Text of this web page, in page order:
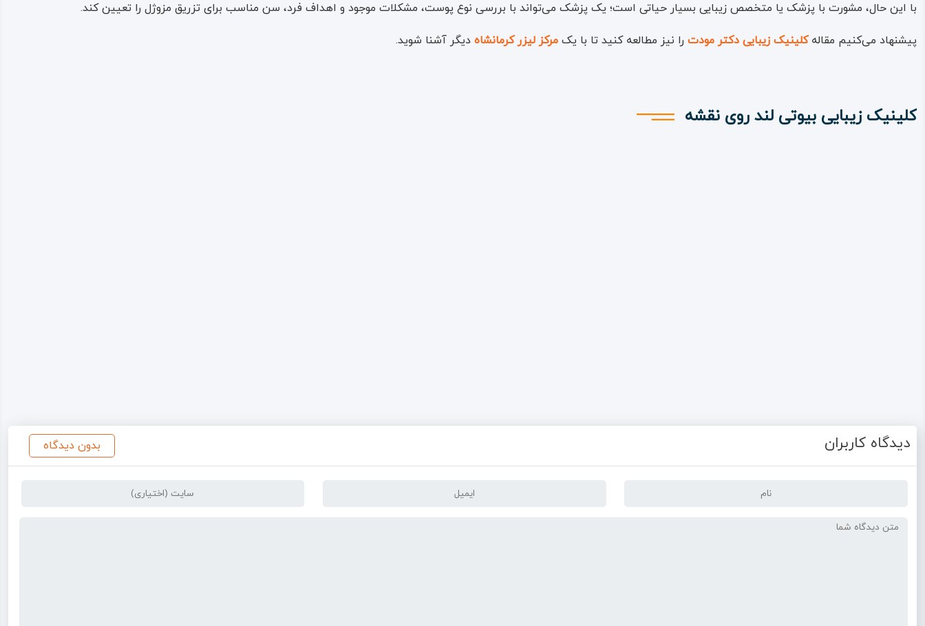
با این حال، مشورت با پزشک یا متخصص زیبایی بسیار حیاتی است؛ یک پزشک می‌تواند با بررسی نوع پوست، مشکلات موجود و اهداف فرد، سن مناسب برای تزریق مزوژل را تعیین کند.
پیشنهاد می‌کنیم مقالهکلینیک زیبایی دکتر مودت را نیز مطالعه کنید تا با یک مرکز لیزر کرمانشاه دیگر آشنا شوید.
کلینیک زیبایی بیوتی لند روی نقشه
دیدگاه کاربران بدون دیدگاه